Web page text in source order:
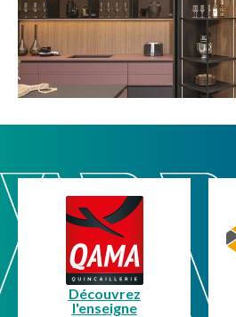
Découvrez
l'enseigne